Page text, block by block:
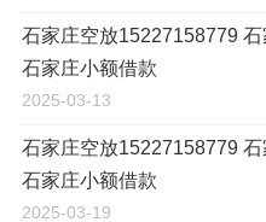
石家庄空放15227158779
石家庄小额借款
2025-03-13
石家庄空放15227158779
石家庄小额借款
2025-03-19